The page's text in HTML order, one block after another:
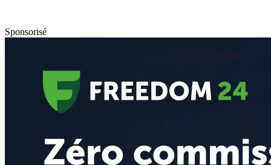
Sponsorisé